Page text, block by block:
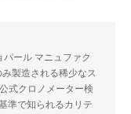
ール マニュファク
製造される稀少なス
式クロノメーター検
準で知られるカリテ